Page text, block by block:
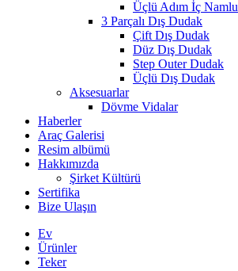
Üçlü Adım İç Namlu
3 Parçalı Dış Dudak
Çift Dış Dudak
Düz Dış Dudak
Step Outer Dudak
Üçlü Dış Dudak
Aksesuarlar
Dövme Vidalar
Haberler
Araç Galerisi
Resim albümü
Hakkımızda
Şirket Kültürü
Sertifika
Bize Ulaşın
Ev
Ürünler
Teker